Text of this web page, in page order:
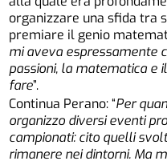
organizzare una sfida tra
premiare il genio
mi aveva espressamente
passioni, la matematica e
fare”.
Continua Perano: “Per
organizzo diversi eventi
campionati: cito quelli
rimanere nei dintorni. Ma